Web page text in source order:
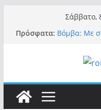
περιεχόμενο
Σάββατο,
Πρόσφατα: Βόμβα: Με
πανικό,
εγκλήματά
τον
Οι